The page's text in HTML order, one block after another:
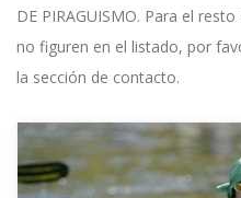
DE PIRAGUISMO. Para el
no figuren en el listado, por
la sección de contacto.